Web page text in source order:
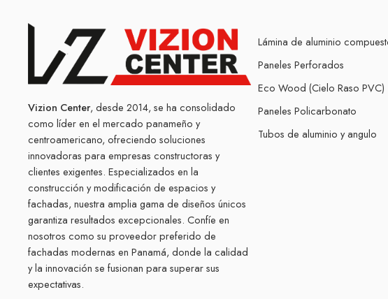
Vizion Center, desde 2014, se ha consolidado
como líder en el mercado panameño y
centroamericano, ofreciendo soluciones
innovadoras para empresas constructoras y
clientes exigentes. Especializados en la
construcción y modificación de espacios y
fachadas, nuestra amplia gama de diseños únicos
garantiza resultados excepcionales. Confíe en
nosotros como su proveedor preferido de
fachadas modernas en Panamá, donde la calidad
y la innovación se fusionan para superar sus
expectativas.
Lámina de aluminio
Paneles Perforados
Eco Wood (Cielo Raso PVC)
Paneles Policarbonato
Tubos de aluminio y angulo